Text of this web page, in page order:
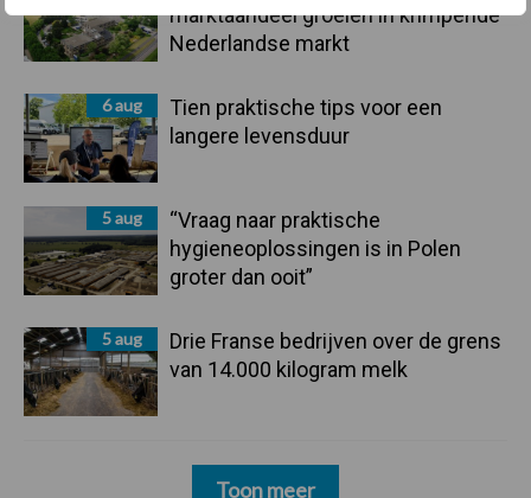
marktaandeel groeien in krimpende
Nederlandse markt
6 aug
Tien praktische tips voor een
langere levensduur
5 aug
“Vraag naar praktische
hygieneoplossingen is in Polen
groter dan ooit”
5 aug
Drie Franse bedrijven over de grens
van 14.000 kilogram melk
Toon meer